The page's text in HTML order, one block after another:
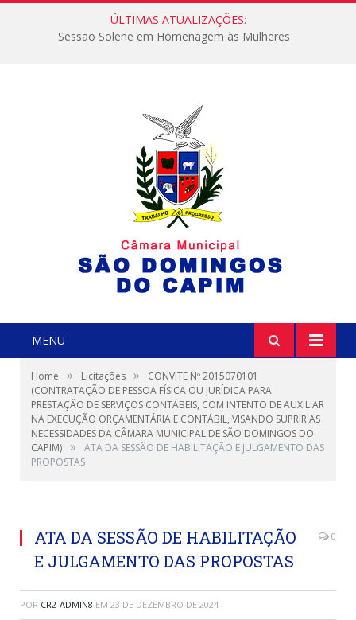
ÚLTIMAS ATUALIZAÇÕES:
Sessão Solene em Homenagem às Mulheres
MENU
Home » Licitações »
CONVITE Nº 2015070101
(CONTRATAÇÃO DE PESSOA FÍSICA OU JURÍDICA PARA
PRESTAÇÃO DE SERVIÇOS CONTÁBEIS, COM INTENTO DE AUXILIAR
NA EXECUÇÃO ORÇAMENTÁRIA E CONTÁBIL, VISANDO SUPRIR AS
NECESSIDADES DA CÂMARA MUNICIPAL DE SÃO DOMINGOS DO
CAPIM) »
ATA DA SESSÃO DE HABILITAÇÃO E JULGAMENTO DAS
PROPOSTAS
ATA DA SESSÃO DE HABILITAÇÃO
E JULGAMENTO DAS PROPOSTAS
0
POR CR2-ADMIN8 EM 23 DE DEZEMBRO DE 2024